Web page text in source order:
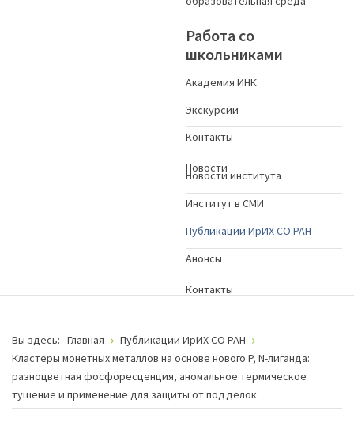
Работа со
школьниками
Академия ИНК
Экскурсии
Контакты
Новости
Новости института
Институт в СМИ
Публикации ИрИХ СО РАН
Анонсы
Контакты
Вы здесь: Главная
Публикации ИрИХ СО РАН
Кластеры монетных металлов на основе нового P, N-лиганда:
разноцветная фосфоресценция, аномальное термическое
тушение и применение для защиты от подделок